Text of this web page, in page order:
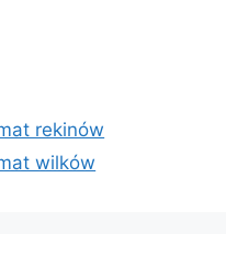
rekinów
wilków